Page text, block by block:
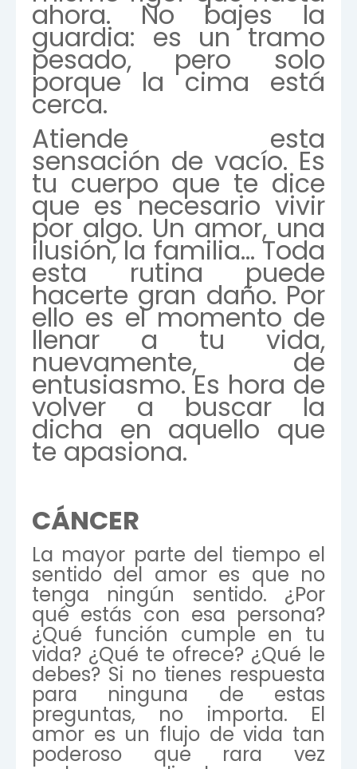
ahora. No bajes la
guardia: es un tramo
pesado, pero solo
porque la cima está
cerca.
Atiende esta
sensación de vacío. Es
tu cuerpo que te dice
que es necesario vivir
por algo. Un amor, una
ilusión, la familia… Toda
esta rutina puede
hacerte gran daño. Por
ello es el momento de
llenar a tu vida,
nuevamente, de
entusiasmo. Es hora de
volver a buscar la
dicha en aquello que
te apasiona.
CÁNCER
La mayor parte del tiempo el
sentido del amor es que no
tenga ningún sentido. ¿Por
qué estás con esa persona?
¿Qué función cumple en tu
vida? ¿Qué te ofrece? ¿Qué le
debes? Si no tienes respuesta
para ninguna de estas
preguntas, no importa. El
amor es un flujo de vida tan
poderoso que rara vez